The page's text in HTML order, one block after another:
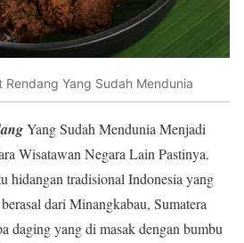
Rendang Yang Sudah Mendunia
Yang Sudah Mendunia Menjadi
Wisatawan Negara Lain Pastinya.
hidangan tradisional Indonesia yang
dari Minangkabau, Sumatera
daging yang di masak dengan bumbu